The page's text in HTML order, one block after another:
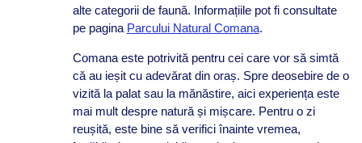
alte categorii de faună. Informațiile pot fi consultate
pe pagina Parcului Natural Comana.
Comana este potrivită pentru cei care vor să simtă
că au ieșit cu adevărat din oraș. Spre deosebire de o
vizită la palat sau la mănăstire, aici experiența este
mai mult despre natură și mișcare. Pentru o zi
reușită, este bine să verifici înainte vremea,